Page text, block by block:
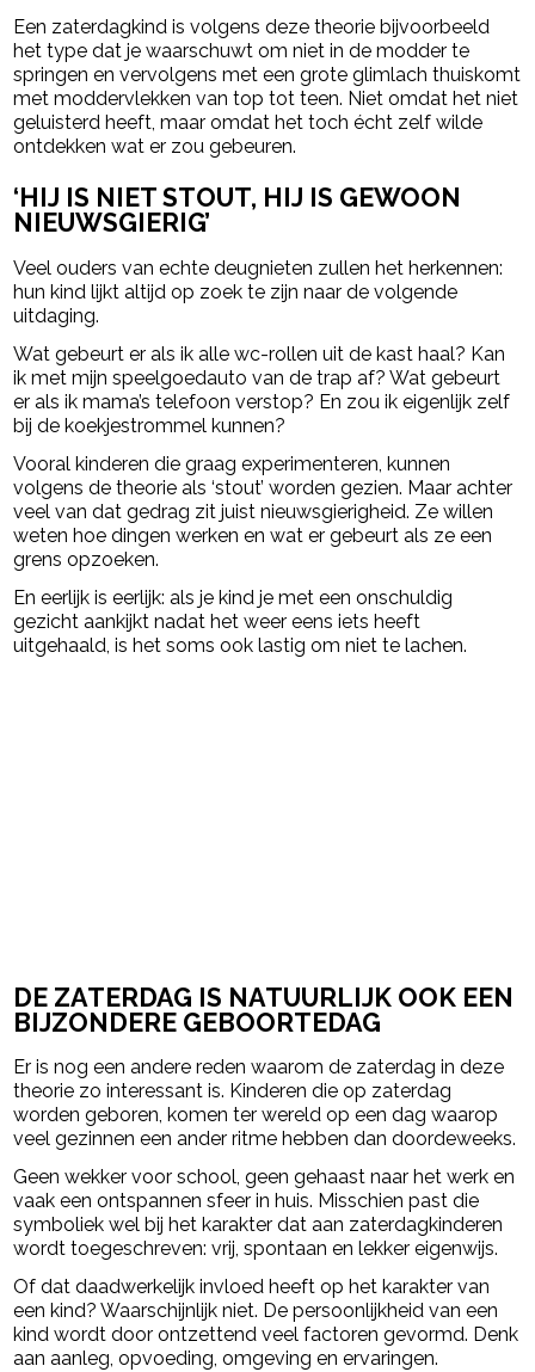
Een zaterdagkind is volgens deze theorie bijvoorbeeld
het type dat je waarschuwt om niet in de modder te
springen en vervolgens met een grote glimlach thuiskomt
met moddervlekken van top tot teen. Niet omdat het niet
geluisterd heeft, maar omdat het toch écht zelf wilde
ontdekken wat er zou gebeuren.
‘HIJ IS NIET STOUT, HIJ IS GEWOON
NIEUWSGIERIG’
Veel ouders van echte deugnieten zullen het herkennen:
hun kind lijkt altijd op zoek te zijn naar de volgende
uitdaging.
Wat gebeurt er als ik alle wc-rollen uit de kast haal? Kan
ik met mijn speelgoedauto van de trap af? Wat gebeurt
er als ik mama’s telefoon verstop? En zou ik eigenlijk zelf
bij de koekjestrommel kunnen?
Vooral kinderen die graag experimenteren, kunnen
volgens de theorie als ‘stout’ worden gezien. Maar achter
veel van dat gedrag zit juist nieuwsgierigheid. Ze willen
weten hoe dingen werken en wat er gebeurt als ze een
grens opzoeken.
En eerlijk is eerlijk: als je kind je met een onschuldig
gezicht aankijkt nadat het weer eens iets heeft
uitgehaald, is het soms ook lastig om niet te lachen.
DE ZATERDAG IS NATUURLIJK OOK EEN
BIJZONDERE GEBOORTEDAG
Er is nog een andere reden waarom de zaterdag in deze
theorie zo interessant is. Kinderen die op zaterdag
worden geboren, komen ter wereld op een dag waarop
veel gezinnen een ander ritme hebben dan doordeweeks.
Geen wekker voor school, geen gehaast naar het werk en
vaak een ontspannen sfeer in huis. Misschien past die
symboliek wel bij het karakter dat aan zaterdagkinderen
wordt toegeschreven: vrij, spontaan en lekker eigenwijs.
Of dat daadwerkelijk invloed heeft op het karakter van
een kind? Waarschijnlijk niet. De persoonlijkheid van een
kind wordt door ontzettend veel factoren gevormd. Denk
aan aanleg, opvoeding, omgeving en ervaringen.